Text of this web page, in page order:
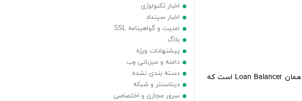
HAProxy یا همان High Availability Proxy ، یک نرم‌افزار Open Source یا منبع باز جهت متعادل کردن بار یا همان Loan Balancer است که
اخبار تکنولوژی
اخبار سینداد
امنیت و گواهینامه SSL
بلاگ
پیشنهادات ویژه
دامنه و میزبانی وب
دسته بندی نشده
دیتاسنتر و شبکه
سرور مجازی و اختصاصی